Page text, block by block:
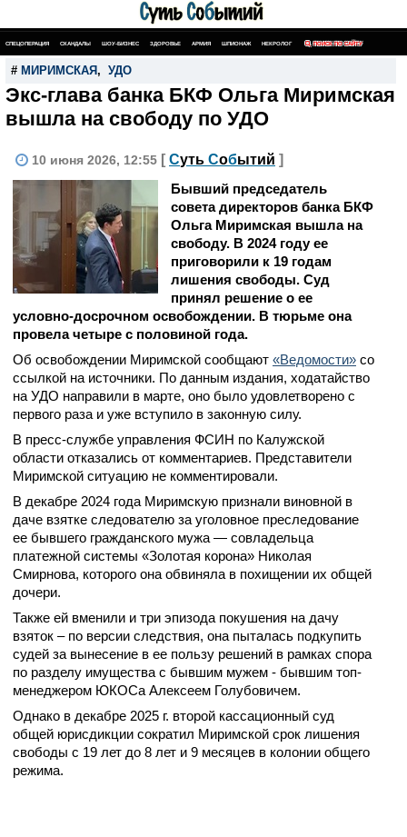
СПЕЦОПЕРАЦИЯ СКАНДАЛЫ ШОУ-БИЗНЕС ЗДОРОВЬЕ АРМИЯ ШПИОНАЖ НЕКРОЛОГ ПОИСК ПО САЙТУ
# МИРИМСКАЯ , УДО
Экс-глава банка БКФ Ольга Миримская
вышла на свободу по УДО
10 июня 2026, 12:55 [ Суть Событий ]
Бывший председатель
совета директоров банка БКФ
Ольга Миримская вышла на
свободу. В 2024 году ее
приговорили к 19 годам
лишения свободы. Суд
принял решение о ее
условно-досрочном освобождении. В тюрьме она
провела четыре с половиной года.
Об освобождении Миримской сообщают «Ведомости» со
ссылкой на источники. По данным издания, ходатайство
на УДО направили в марте, оно было удовлетворено с
первого раза и уже вступило в законную силу.
В пресс-службе управления ФСИН по Калужской
области отказались от комментариев. Представители
Миримской ситуацию не комментировали.
В декабре 2024 года Миримскую признали виновной в
даче взятке следователю за уголовное преследование
ее бывшего гражданского мужа — совладельца
платежной системы «Золотая корона» Николая
Смирнова, которого она обвиняла в похищении их общей
дочери.
Также ей вменили и три эпизода покушения на дачу
взяток – по версии следствия, она пыталась подкупить
судей за вынесение в ее пользу решений в рамках спора
по разделу имущества с бывшим мужем - бывшим топ-
менеджером ЮКОСа Алексеем Голубовичем.
Однако в декабре 2025 г. второй кассационный суд
общей юрисдикции сократил Миримской срок лишения
свободы с 19 лет до 8 лет и 9 месяцев в колонии общего
режима.